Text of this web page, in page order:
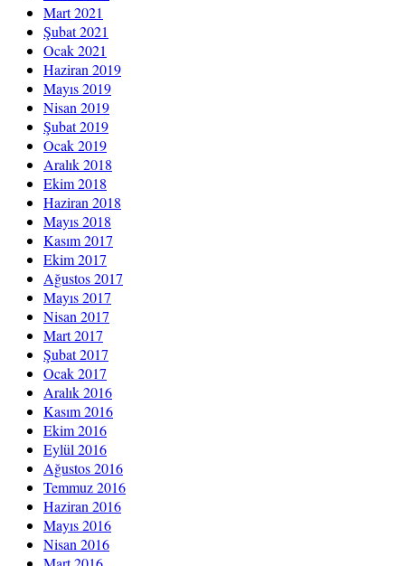
Mart 2021
Şubat 2021
Ocak 2021
Haziran 2019
Mayıs 2019
Nisan 2019
Şubat 2019
Ocak 2019
Aralık 2018
Ekim 2018
Haziran 2018
Mayıs 2018
Kasım 2017
Ekim 2017
Ağustos 2017
Mayıs 2017
Nisan 2017
Mart 2017
Şubat 2017
Ocak 2017
Aralık 2016
Kasım 2016
Ekim 2016
Eylül 2016
Ağustos 2016
Temmuz 2016
Haziran 2016
Mayıs 2016
Nisan 2016